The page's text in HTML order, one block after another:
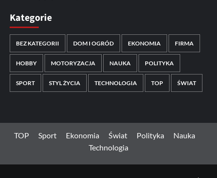
Kategorie
BEZ KATEGORII DOM I OGRÓD EKONOMIA FIRMA
HOBBY MOTORYZACJA NAUKA POLITYKA
SPORT STYL ŻYCIA TECHNOLOGIA TOP ŚWIAT
TOP Sport Ekonomia Świat Polityka
Nauka
Technologia